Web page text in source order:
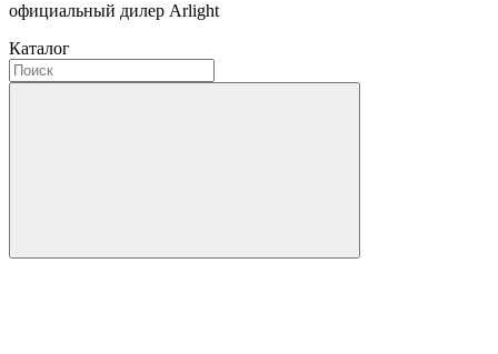
официальный дилер Arlight
Каталог